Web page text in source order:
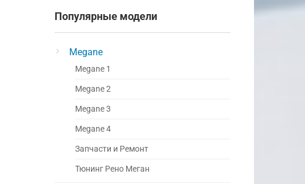
Популярные модели
Megane
Megane 1
Megane 2
Megane 3
Megane 4
Запчасти и Ремонт
Тюнинг Рено Меган